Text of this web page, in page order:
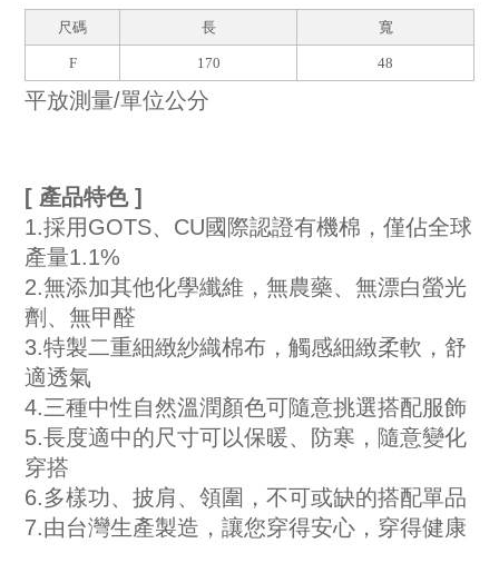
尺碼 長 寬
F 170 48
平放測量/單位公分
[ 產品特色 ]
1.採用GOTS、CU國際認證有機棉，僅佔全球
產量1.1%
2.無添加其他化學纖維，無農藥、無漂白螢光
劑、無甲醛
3.特製二重細緻紗織棉布，觸感細緻柔軟，舒
適透氣
4.三種中性自然溫潤顏色可隨意挑選搭配服飾
5.長度適中的尺寸可以保暖、防寒，隨意變化
穿搭
6.多樣功、披肩、領圍，不可或缺的搭配單品
7.由台灣生產製造，讓您穿得安心，穿得健康